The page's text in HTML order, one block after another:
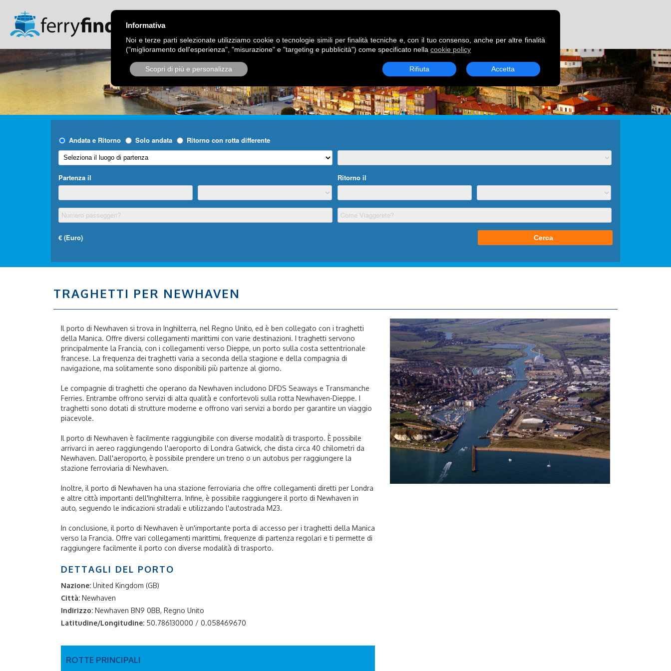
CHI SIAMO
TRAGHETTI PER NEWHAVEN
Il porto di Newhaven si trova in Inghilterra, nel Regno Unito, ed è ben collegato con i traghetti
della Manica. Offre diversi collegamenti marittimi con varie destinazioni. I traghetti servono
principalmente la Francia, con i collegamenti verso Dieppe, un porto sulla costa settentrionale
francese. La frequenza dei traghetti varia a seconda della stagione e della compagnia di
navigazione, ma solitamente sono disponibili più partenze al giorno.
Le compagnie di traghetti che operano da Newhaven includono DFDS Seaways e Transmanche
Ferries. Entrambe offrono servizi di alta qualità e confortevoli sulla rotta Newhaven-Dieppe. I
traghetti sono dotati di strutture moderne e offrono vari servizi a bordo per garantire un viaggio
piacevole.
Il porto di Newhaven è facilmente raggiungibile con diverse modalità di trasporto. È possibile
arrivarci in aereo raggiungendo l'aeroporto di Londra Gatwick, che dista circa 40 chilometri da
Newhaven. Dall'aeroporto, è possibile prendere un treno o un autobus per raggiungere la
stazione ferroviaria di Newhaven.
Inoltre, il porto di Newhaven ha una stazione ferroviaria che offre collegamenti diretti per Londra
e altre città importanti dell'Inghilterra. Infine, è possibile raggiungere il porto di Newhaven in
auto, seguendo le indicazioni stradali e utilizzando l'autostrada M23.
In conclusione, il porto di Newhaven è un'importante porta di accesso per i traghetti della Manica
verso la Francia. Offre vari collegamenti marittimi, frequenze di partenza regolari e ti permette di
raggiungere facilmente il porto con diverse modalità di trasporto.
DETTAGLI DEL PORTO
Nazione: United Kingdom (GB)
Città: Newhaven
Indirizzo: Newhaven BN9 0BB, Regno Unito
Latitudine/Longitudine: 50.786130000 / 0.058469670
ROTTE PRINCIPALI
Informativa
Noi e terze parti selezionate utilizziamo cookie o tecnologie simili per finalità tecniche e, con il tuo consenso, anche per altre finalità
("miglioramento dell'esperienza", "misurazione" e "targeting e pubblicità") come specificato nella cookie policy
Rifiuta Accetta
Scopri di più e personalizza